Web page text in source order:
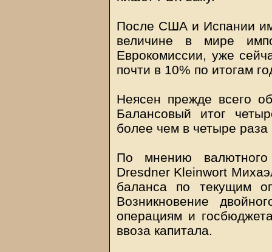
После США и Испании
величине в мире
Еврокомиссии, уже
почти в 10% по итогам
Неясен прежде всего
Балансовый итог
более чем в четыре
По мнению валютного
Dresdner Kleinwort
баланса по текущим
Возникновение
операциям и
ввоза капитала.